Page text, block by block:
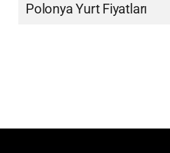
Polonya Yurt Fiyatları